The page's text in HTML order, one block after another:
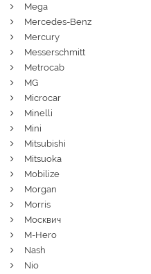
Mega
Mercedes-Benz
Mercury
Messerschmitt
Metrocab
MG
Microcar
Minelli
Mini
Mitsubishi
Mitsuoka
Mobilize
Morgan
Morris
Москвич
M-Hero
Nash
Nio